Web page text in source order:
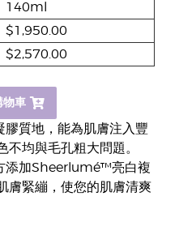
膠質地，能為肌膚注入豐
不均與毛孔粗大問題。
添加Sheerlumé™亮白複
膚緊繃，使您的肌膚清爽
140ml
$1,950.00
$2,570.00
物車